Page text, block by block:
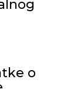
o